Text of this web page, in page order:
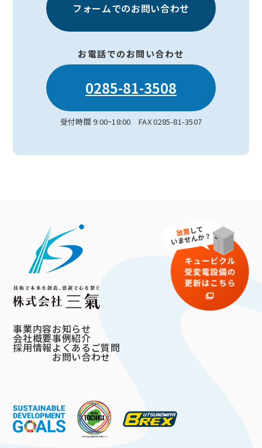
フォームでのお問い合わせ
お電話でのお問い合わせ
0285-81-3508
受付時間 9:00~18:00 FAX 0285-81-3507
事業内容
会社概要
採用情報
お知らせ
事例紹介
よくあるご質問
お問い合わせ